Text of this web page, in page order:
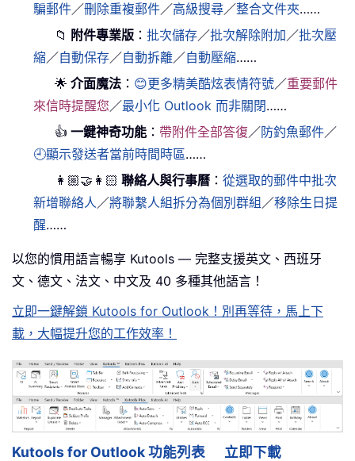
騙郵件／刪除重複郵件／高級搜尋／整合文件夾……
📁 附件專業版 ：批次儲存／批次解除附加／批次壓
縮／自動保存／自動拆離／自動壓縮……
🌟 介面魔法 ： 😊更多精美酷炫表情符號／重要郵件
來信時提醒您／最小化 Outlook 而非關閉……
👍 一鍵神奇功能 ： 帶附件全部答復／防釣魚郵件／
🕘顯示發送者當前時間時區……
👩🏼‍🤝‍👩🏻 聯絡人與行事曆 ：從選取的郵件中批次
新增聯絡人／將聯繫人組拆分為個別群組 ／移除生日提
醒……
以您的慣用語言暢享 Kutools — 完整支援英文、西班牙
文、德文、法文、中文及 40 多種其他語言！
立即一鍵解鎖 Kutools for Outlook！別再等待，馬上下
載，大幅提升您的工作效率！
Kutools for Outlook 功能列表
立即下載